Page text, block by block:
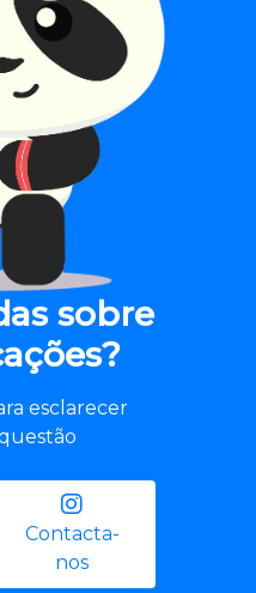
sobre
esclarecer
Contacta-
nos